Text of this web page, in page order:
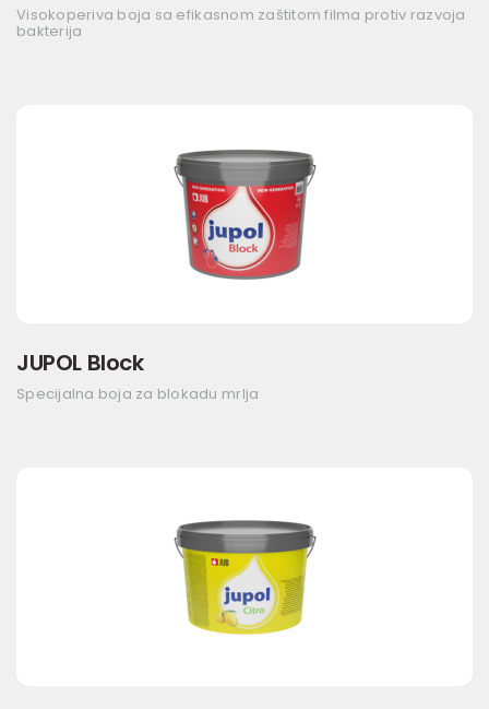
Visokoperiva boja sa efikasnom zaštitom filma protiv razvoja
bakterija
JUPOL Block
Specijalna boja za blokadu mrlja